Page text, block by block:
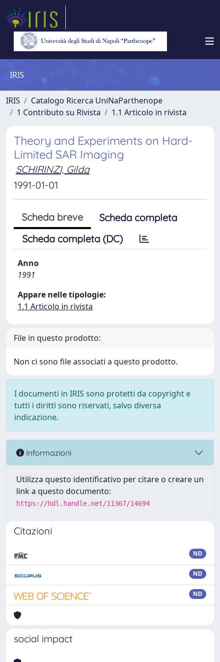
IRIS
IRIS
Catalogo Ricerca UniNaParthenope
1 Contributo su Rivista
1.1 Articolo in rivista
Theory and Experiments on Hard-
Limited SAR Imaging
SCHIRINZI, Gilda
1991-01-01
Scheda breve
Scheda completa
Scheda completa (DC)
Anno
1991
Appare nelle tipologie:
1.1 Articolo in rivista
File in questo prodotto:
Non ci sono file associati a questo prodotto.
I documenti in IRIS sono protetti da copyright e
tutti i diritti sono riservati, salvo diversa
indicazione.
Informazioni
Utilizza questo identificativo per citare o creare un
link a questo documento:
https://hdl.handle.net/11367/14694
Citazioni
ND
ND
ND
social impact